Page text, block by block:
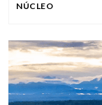
NÚCLEO